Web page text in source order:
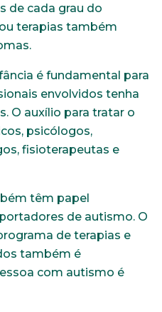
de cada grau do
terapias também
é fundamental para
envolvidos tenha
O auxílio para tratar o
psicólogos,
fisioterapeutas e
têm papel
de autismo. O
de terapias e
também é
com autismo é
estar dos seus
os dados abaixo e